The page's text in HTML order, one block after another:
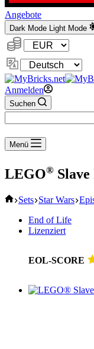
Angebote
Dark Mode Light Mode
Währung:
Sprache
ändern
Anmelden
Suchen
Keine
Ergebnisse
Menü
LEGO®
Start
Sets Star Wars
End of Life
Lizenziert
EOL-SCORE